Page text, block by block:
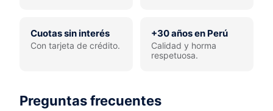
Cuotas sin interés
Con tarjeta de crédito.
+30 años en Perú
Calidad y horma
respetuosa.
Preguntas frecuentes